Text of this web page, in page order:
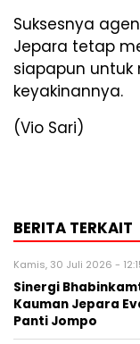
Suksesnya
Jepara tetap
siapapun
keyakinannya.
(Vio Sari)
BERITA TERKAIT
Kamis, 30 Juli 2026 -
Sinergi
Kauman Jepara
Panti Jompo